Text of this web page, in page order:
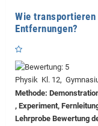
Wie
Entfernungen?
Physik Kl. 12,
Methode:
, Experiment,
Lehrprobe Bewertung